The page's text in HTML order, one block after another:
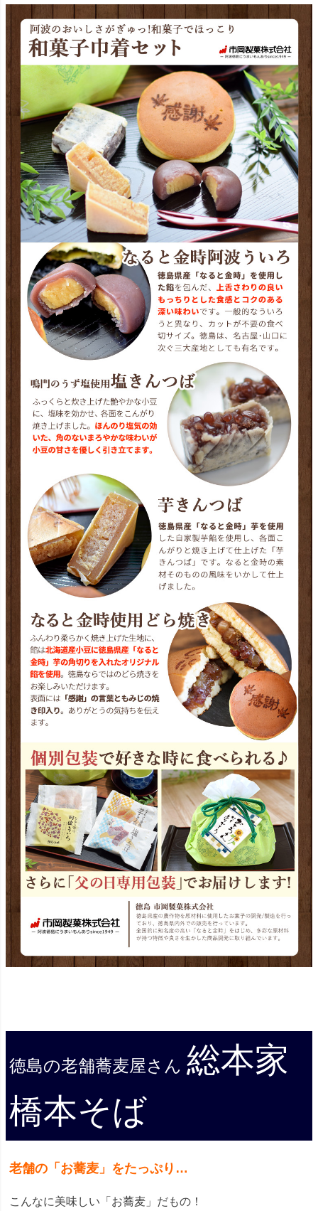
徳島の老舗蕎麦屋さん 総本家
橋本そば
老舗の「お蕎麦」をたっぷり…
こんなに美味しい「お蕎麦」だもの！